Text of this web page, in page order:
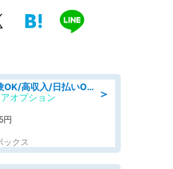
＞
組立・組付け/未経験OK/高収入/日払いOK/交替制/20・30・40代活躍中
オプション
円
ックス